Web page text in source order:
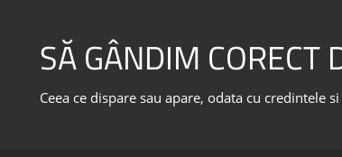
contentSĂ GÂNDIM CORECT
Ceea ce dispare sau apare, odata cu credintele